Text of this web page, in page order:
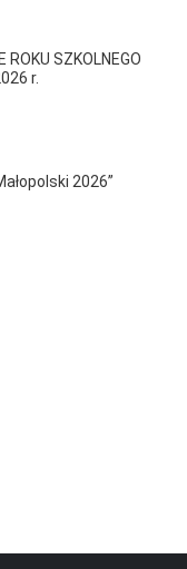
ROKU SZKOLNEGO
r.
2026”